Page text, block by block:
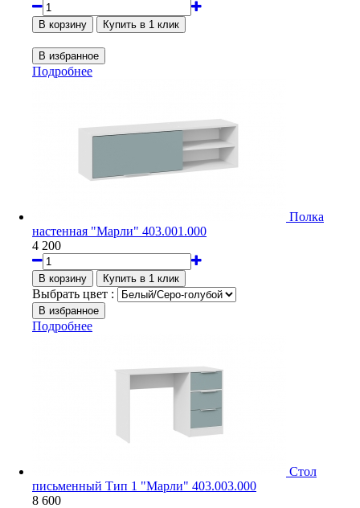
Подробнее
Полка
настенная "Марли" 403.001.000
4 200
Выбрать цвет :
Подробнее
Стол
письменный Тип 1 "Марли" 403.003.000
8 600